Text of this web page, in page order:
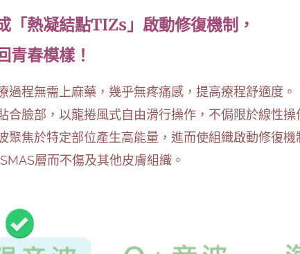
「熱凝結點TIZs」啟動修復機制，
青春模樣！
過程無需上麻藥，幾乎無疼痛感，提高療程舒適度。
合臉部，以龍捲風式自由滑行操作，不侷限於線性
聚焦於特定部位產⽣⾼能量，進⽽使組織啟動修復
層⽽不傷及其他⽪膚組織。